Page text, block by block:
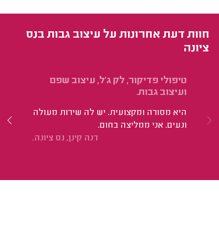
חוות דעת אחרונות על עיצוב גבות בנס
ציונה
טיפולי פדיקור, לק ג'ל, עיצוב שפם
ועיצוב גבות.
היא מסורה ומקצועית. יש לה שירות מעולה
ונעים. אני ממליצה בחום.
דנה קינן, נס ציונה.